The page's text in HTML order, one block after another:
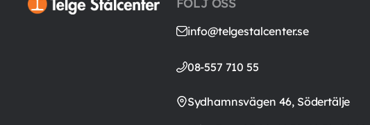
info@telgestalcenter.se
08-557 710 55
Sydhamnsvägen 46, Södertälje